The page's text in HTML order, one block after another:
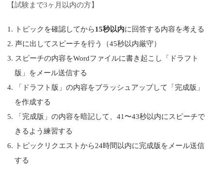
【試験まで3ヶ月以内の方】
トピックを確認してから15秒以内に回答する内容を考える
声に出してスピーチを行う（45秒以内厳守）
スピーチの内容をWordファイルに書き起こし「ドラフト
版」をメール送信する
「ドラフト版」の内容をブラッシュアップして「完成版」
を作成する
「完成版」の内容を暗記して、41〜43秒以内にスピーチで
きるよう練習する
トピックリクエストから24時間以内に完成版をメール送信
する